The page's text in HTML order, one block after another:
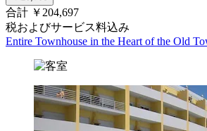
合計 ￥204,697
税およびサービス料込み
Entire Townhouse in the Heart of the Old